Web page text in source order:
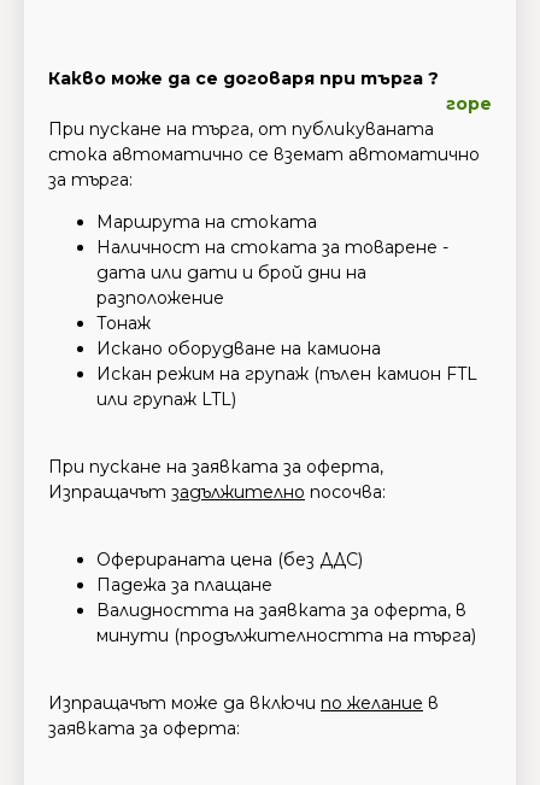
Какво може да се договаря при търга ?
горе
При пускане на търга, от публикуваната
стока автоматично се вземат автоматично
за търга:
Маршрута на стоката
Наличност на стоката за товарене -
дата или дати и брой дни на
разположение
Тонаж
Искано оборудване на камиона
Искан режим на групаж (пълен камион FTL
или групаж LTL)
При пускане на заявката за оферта,
Изпращачът задължително посочва:
Оферираната цена (без ДДС)
Падежа за плащане
Валидността на заявката за оферта, в
минути (продължителността на търга)
Изпращачът може да включи по желание в
заявката за оферта: